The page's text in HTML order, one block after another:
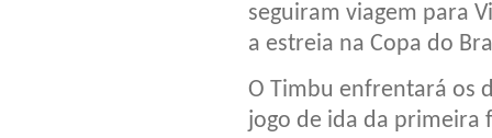
seguiram viagem para
a estreia na Copa do
O Timbu enfrentará os
jogo de ida da primeira